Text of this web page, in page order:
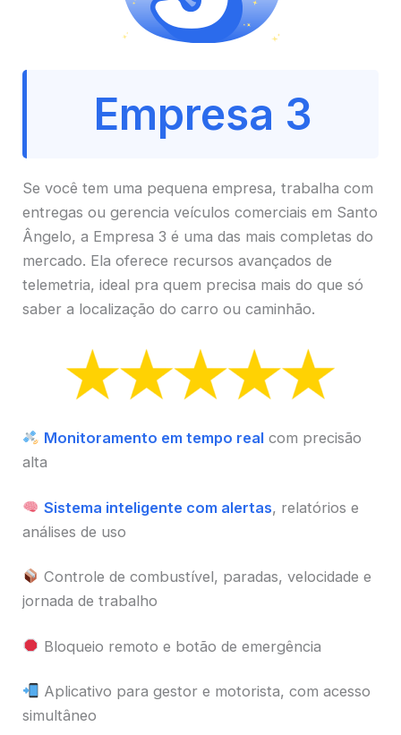
Empresa 3
Se você tem uma pequena empresa, trabalha com
entregas ou gerencia veículos comerciais em Santo
Ângelo, a Empresa 3 é uma das mais completas do
mercado. Ela oferece recursos avançados de
telemetria, ideal pra quem precisa mais do que só
saber a localização do carro ou caminhão.
Monitoramento em tempo realcom precisão
alta
Sistema inteligente com alertas, relatórios e
análises de uso
Controle de combustível, paradas, velocidade e
jornada de trabalho
Bloqueio remoto e botão de emergência
Aplicativo para gestor e motorista, com acesso
simultâneo